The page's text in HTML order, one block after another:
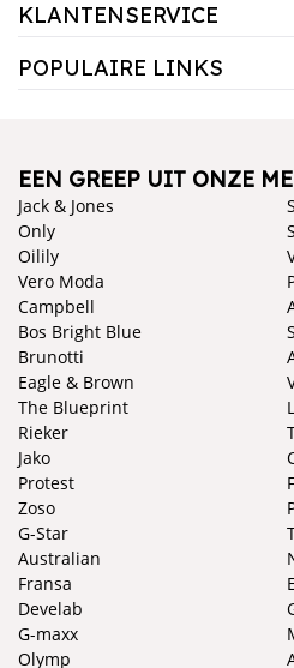
KLANTENSERVICE
POPULAIRE LINKS
EEN GREEP UIT ONZE
Jack & Jones
Only
Oilily
Vero Moda
Campbell
Bos Bright Blue
Brunotti
Eagle & Brown
The Blueprint
Rieker
Jako
Protest
Zoso
G-Star
Australian
Fransa
Develab
G-maxx
Olymp